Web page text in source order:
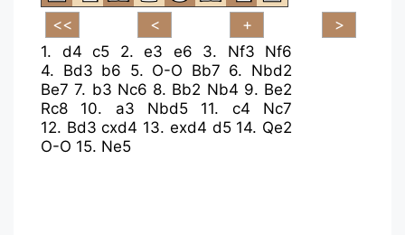
1. d4 c5 2. e3 e6 3. Nf3
Nf6
4. Bd3 b6 5. O-O Bb7 6. Nbd2
Be7 7. b3 Nc6 8. Bb2 Nb4 9. Be2
Rc8
10. a3 Nbd5 11. c4
Nc7
12. Bd3 cxd4 13. exd4 d5 14. Qe2
O-O 15. Ne5